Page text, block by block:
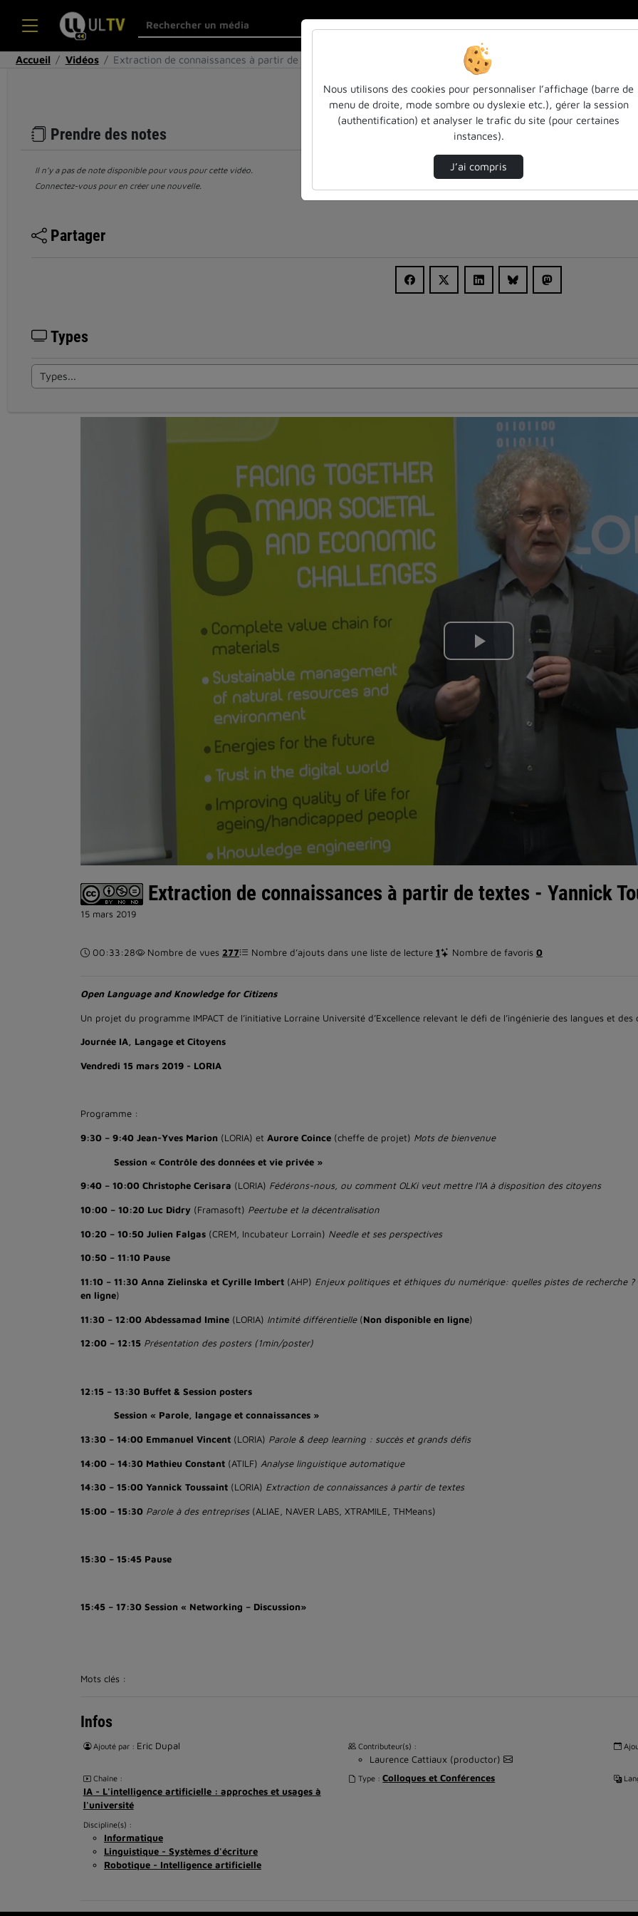
Accueil Vidéos Extraction de connaissances à partir de text…
Prendre des notes
Il n’y a pas de note disponible pour vous pour cette vidéo.
Connectez-vous pour en créer une nouvelle.
Partager
Types
Lire
la
vidéo
Extraction de connaissances à partir de textes - Yannick
15 mars 2019
Durée :
00:33:28 Nombre de vues 277 Nombre d’ajouts dans une liste de lecture 1 Nombre de favoris 0
Open Language and Knowledge for Citizens
Un projet du programme IMPACT de l’initiative Lorraine Université d’Excellence relevant le défi de l’ingénierie des langues et des
Journée IA, Langage et Citoyens
Vendredi 15 mars 2019 - LORIA
Programme :
9:30 – 9:40 Jean-Yves Marion (LORIA) et Aurore Coince (cheffe de projet) Mots de bienvenue
Session « Contrôle des données et vie privée »
9:40 – 10:00 Christophe Cerisara (LORIA) Fédérons-nous, ou comment OLKi veut mettre l’IA à disposition des citoyens
10:00 – 10:20 Luc Didry (Framasoft) Peertube et la décentralisation
10:20 – 10:50 Julien Falgas (CREM, Incubateur Lorrain) Needle et ses perspectives
10:50 – 11:10 Pause
11:10 – 11:30 Anna Zielinska et Cyrille Imbert (AHP) Enjeux politiques et éthiques du numérique: quelles pistes de recherche ?
en ligne)
11:30 – 12:00 Abdessamad Imine (LORIA) Intimité différentielle (Non disponible en ligne)
12:00 – 12:15 Présentation des posters (1min/poster)
12:15 – 13:30 Buffet & Session posters
Session « Parole, langage et connaissances »
13:30 – 14:00 Emmanuel Vincent (LORIA) Parole & deep learning : succès et grands défis
14:00 – 14:30 Mathieu Constant (ATILF) Analyse linguistique automatique
14:30 – 15:00 Yannick Toussaint (LORIA) Extraction de connaissances à partir de textes
15:00 – 15:30 Parole à des entreprises (ALIAE, NAVER LABS, XTRAMILE, THMeans)
15:30 – 15:45 Pause
15:45 – 17:30 Session « Networking – Discussion»
Mots clés :
Infos
Ajouté par : Eric Dupal Contributeur(s) :
Laurence Cattiaux (productor)
Chaîne :
IA - L'intelligence artificielle : approches et usages à
l'université
Type :Colloques et Conférences
Discipline(s) :
Informatique
Linguistique - Systèmes d'écriture
Robotique - Intelligence artificielle
Nous utilisons des cookies pour personnaliser l’affichage (barre de
menu de droite, mode sombre ou dyslexie etc.), gérer la session
(authentification) et analyser le trafic du site (pour certaines
instances).
J’ai compris